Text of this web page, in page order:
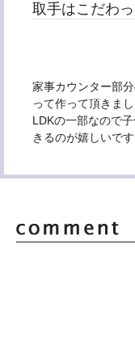
取手はこだわ
家事カウンター部
って作って頂きまし
LDKの一部なので
きるのが嬉しいです